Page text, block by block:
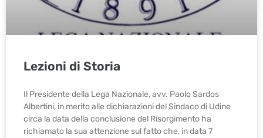
Lezioni di Storia
Il Presidente della Lega Nazionale, avv. Paolo Sardos
Albertini, in merito alle dichiarazioni del Sindaco di Udine
circa la data della conclusione del Risorgimento ha
richiamato la sua attenzione sul fatto che, in data 7